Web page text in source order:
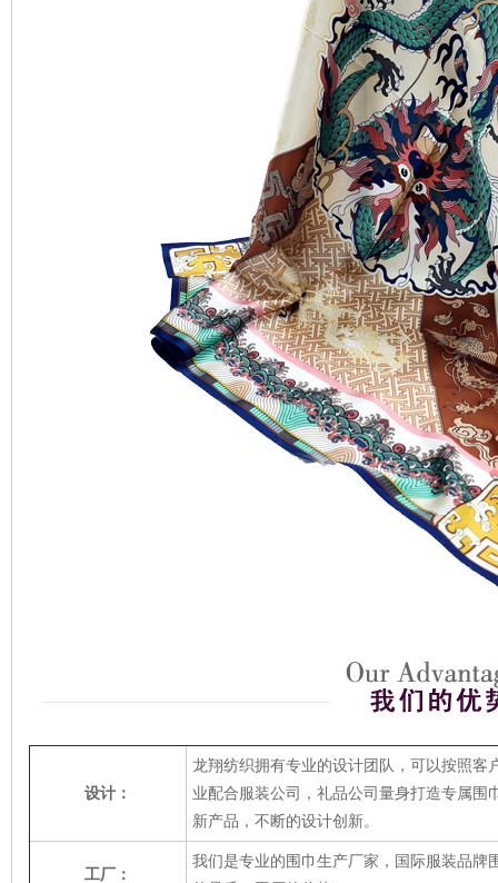
设计：
龙翔纺织拥有专业的设计团队，可以按照客
业配合服装公司，礼品公司量身打造专属 围
新产品，不断的设计创新。
工厂：
我们是专业的 围巾生产厂家 ，国际服装品牌